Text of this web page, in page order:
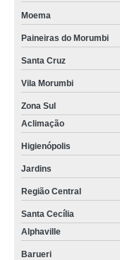
Moema
Paineiras do Morumbi
Santa Cruz
Vila Morumbi
Zona Sul
Aclimação
Higienópolis
Jardins
Região Central
Santa Cecília
Alphaville
Barueri